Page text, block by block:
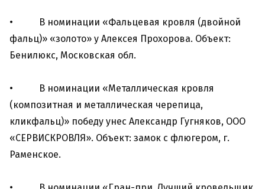
• В номинации «Фальцевая кровля (двойной
фальц)» «золото» у Алексея Прохорова. Объект:
Бенилюкс, Московская обл.
• В номинации «Металлическая кровля
(композитная и металлическая черепица,
кликфальц)» победу унес Александр Гугняков, ООО
«СЕРВИСКРОВЛЯ». Объект: замок с флюгером, г.
Раменское.